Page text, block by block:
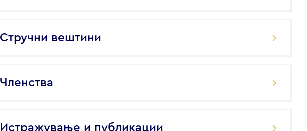
Стручни вештини
Членства
Истражување и публикации